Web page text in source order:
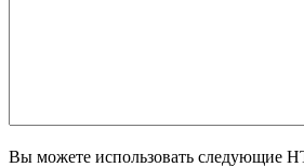
Вы можете использовать следующие